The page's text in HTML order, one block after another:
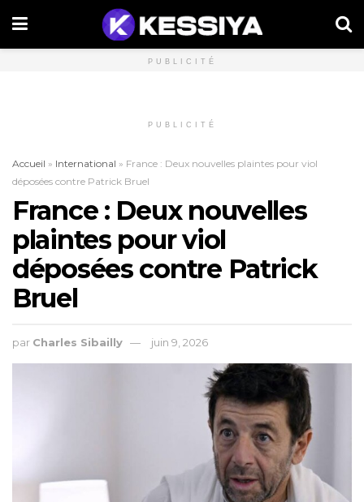
PUBLICITÉ
PUBLICITÉ
Accueil » International » France : Deux nouvelles plaintes pour viol
déposées contre Patrick Bruel
France : Deux nouvelles
plaintes pour viol
déposées contre Patrick
Bruel
par Charles Sibailly juin 9, 2026